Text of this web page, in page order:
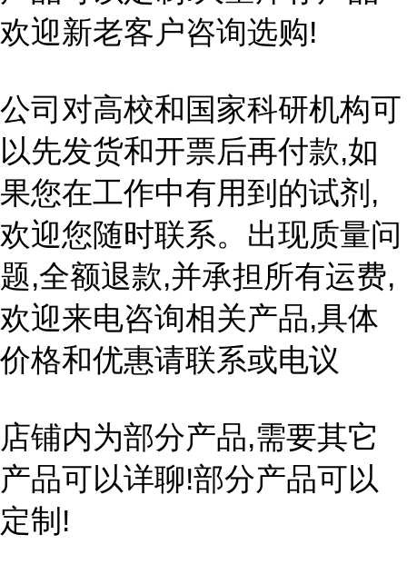
欢迎新老客户咨询选购!
公司对高校和国家科研机构可
以先发货和开票后再付款,如
果您在工作中有用到的试剂,
欢迎您随时联系。出现质量问
题,全额退款,并承担所有运费,
欢迎来电咨询相关产品,具体
价格和优惠请联系或电议
店铺内为部分产品,需要其它
产品可以详聊!部分产品可以
定制!